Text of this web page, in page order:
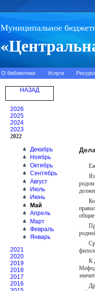
Муниципальное
О библиотеке Услуги
НАЗАД
2026
2025
2024
2023
2022
Декабрь
Ноябрь
Октябрь
Сентябрь
Август
Июль
Июнь
Май
Апрель
Март
Февраль
Январь
2021
2020
2019
2018
2017
2016
общие
К